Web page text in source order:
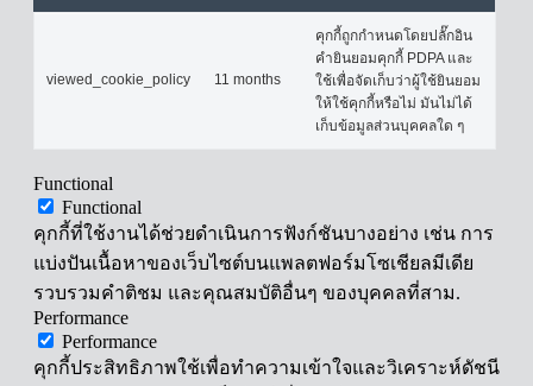
viewed_cookie_policy 11 months
คุกกี้ถูกกำหนดโดยปลั๊กอิน
คำยินยอมคุกกี้ PDPA และ
ใช้เพื่อจัดเก็บว่าผู้ใช้ยินยอม
ให้ใช้คุกกี้หรือไม่ มันไม่ได้
เก็บข้อมูลส่วนบุคคลใด ๆ
Functional
Functional
คุกกี้ที่ใช้งานได้ช่วยดำเนินการฟังก์ชันบางอย่าง เช่น การ
แบ่งปันเนื้อหาของเว็บไซต์บนแพลตฟอร์มโซเชียลมีเดีย
รวบรวมคำติชม และคุณสมบัติอื่นๆ ของบุคคลที่สาม.
Performance
Performance
คุกกี้ประสิทธิภาพใช้เพื่อทำความเข้าใจและวิเคราะห์ดัชนี